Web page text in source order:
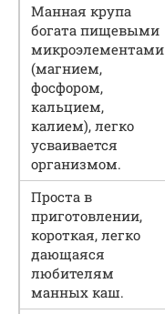
Манная крупа
богата пищевыми
микроэлементами
(магнием,
фосфором,
кальцием,
калием), легко
усваивается
организмом.
Проста в
приготовлении,
короткая, легко
дающаяся
любителям
манных каш.